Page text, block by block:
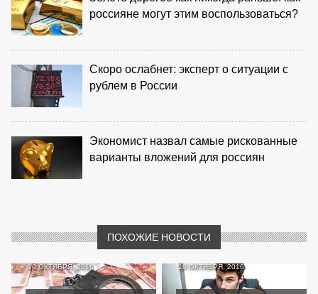
россияне могут этим воспользоваться?
Скоро ослабнет: эксперт о ситуации с
рублем в России
Экономист назвал самые рискованные
варианты вложений для россиян
ПОХОЖИЕ НОВОСТИ
10 ОКТЯБРЯ, 2016 10 ОКТЯБРЯ, 2016